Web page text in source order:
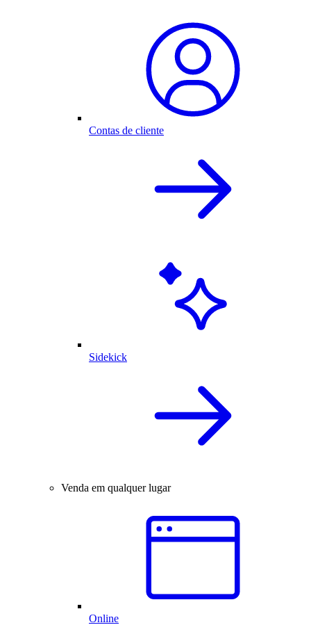
Contas de cliente
Sidekick
Venda em qualquer lugar
Online